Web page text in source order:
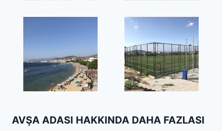
AVŞA ADASI HAKKINDA DAHA FAZLASI